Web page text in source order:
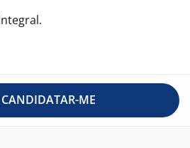
de 90 dias com
diretamente pela 3
17:00 (Seg a Sex) 08:00
CANDIDATAR-ME